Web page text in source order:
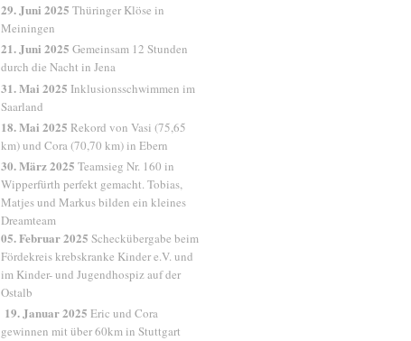
29. Juni 2025 Thüringer Klöse in
Meiningen
21. Juni 2025 Gemeinsam 12 Stunden
durch die Nacht in Jena
31. Mai 2025 Inklusionsschwimmen im
Saarland
18. Mai 2025 Rekord von Vasi (75,65
km) und Cora (70,70 km) in Ebern
30. März 2025 Teamsieg Nr. 160 in
Wipperfürth perfekt gemacht. Tobias,
Matjes und Markus bilden ein kleines
Dreamteam
05. Februar 2025 Scheckübergabe beim
Fördekreis krebskranke Kinder e.V. und
im Kinder- und Jugendhospiz auf der
Ostalb
19. Januar 2025 Eric und Cora
gewinnen mit über 60km in Stuttgart